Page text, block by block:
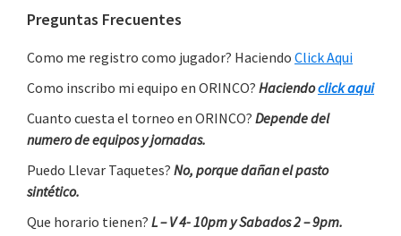
Primary
Sidebar
Preguntas Frecuentes
Como me registro como jugador? Haciendo Click Aqui
Como inscribo mi equipo en ORINCO? Haciendoclick aqui
Cuanto cuesta el torneo en ORINCO? Depende del
numero de equipos y jornadas.
Puedo Llevar Taquetes? No, porque dañan el pasto
sintético.
Que horario tienen? L – V 4- 10pm y Sabados 2 – 9pm.